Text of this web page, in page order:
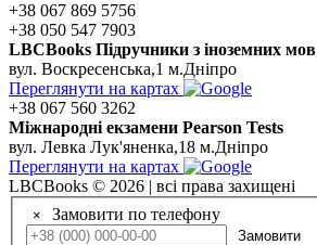
+38 067 869 5756
+38 050 547 7903
LBCBooks Підручники з іноземних мов
вул. Воскресенська,1 м.Дніпро
Переглянути на картах
+38 067 560 3262
Мiжнароднi екзамени Pearson Tests
вул. Левка Лук'яненка,18 м.Дніпро
Переглянути на картах
LBCBooks © 2026 | всі права захищені
× Замовити по телефону
Замовити